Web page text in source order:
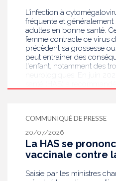
L’infection à
fréquente et
adultes en bonne santé.
femme contracte ce virus
précèdent sa grossesse
peut entraîner des
l'enfant, notamment des
publie aujourd’hui des
bonnes pratiques pour
de santé dans la prise en
enceintes à la suite de ce
réduire les risques de
COMMUNIQUÉ DE PRESSE
20/07/2026
La HAS se
vaccinale contre
Saisie par les ministres